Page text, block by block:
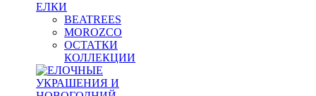
ЕЛКИ
BEATREES
MOROZCO
ОСТАТКИ
КОЛЛЕКЦИИ